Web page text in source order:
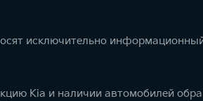
исключительно
Kia и наличии автомобилей